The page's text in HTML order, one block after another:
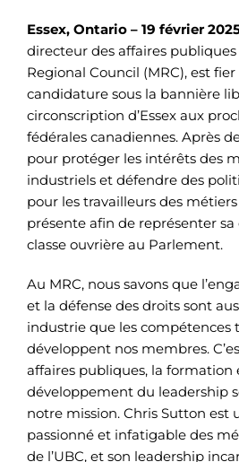
Essex, Ontario – 19 février
directeur des affaires
Regional Council (MRC), est fier
candidature sous la bannière
circonscription d’Essex aux
fédérales canadiennes. Après
pour protéger les intérêts des
industriels et défendre des
pour les travailleurs des métiers
présente afin de représenter
classe ouvrière au Parlement.
Au MRC, nous savons que
et la défense des droits sont
industrie que les compétences
développent nos membres.
affaires publiques, la formation
développement du leadership
notre mission. Chris Sutton est
passionné et infatigable des
de l’UBC, et son leadership